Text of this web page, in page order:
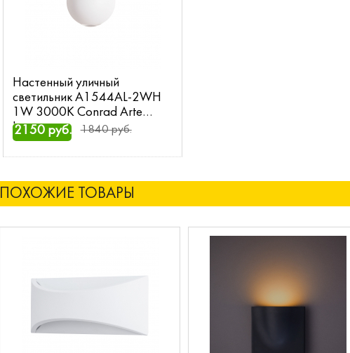
Настенный уличный
светильник A1544AL-2WH
1W 3000K Conrad Arte
Lamp
2150 руб. 1840 руб.
ПОХОЖИЕ ТОВАРЫ